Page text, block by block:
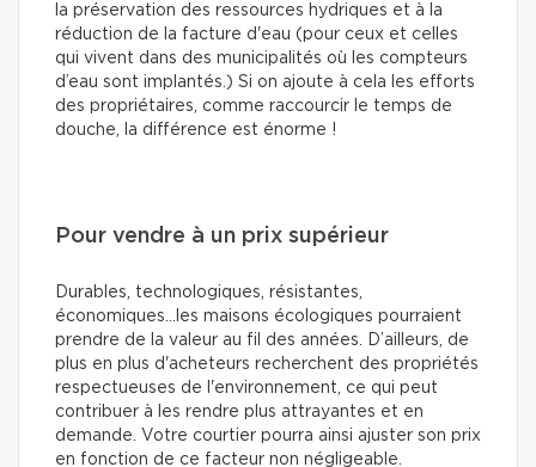
la préservation des ressources hydriques et à la
réduction de la facture d'eau (pour ceux et celles
qui vivent dans des municipalités où les compteurs
d’eau sont implantés.) Si on ajoute à cela les efforts
des propriétaires, comme raccourcir le temps de
douche, la différence est énorme !
Pour vendre à un prix supérieur
Durables, technologiques, résistantes,
économiques…les maisons écologiques pourraient
prendre de la valeur au fil des années. D’ailleurs, de
plus en plus d'acheteurs recherchent des propriétés
respectueuses de l'environnement, ce qui peut
contribuer à les rendre plus attrayantes et en
demande. Votre courtier pourra ainsi ajuster son prix
en fonction de ce facteur non négligeable.